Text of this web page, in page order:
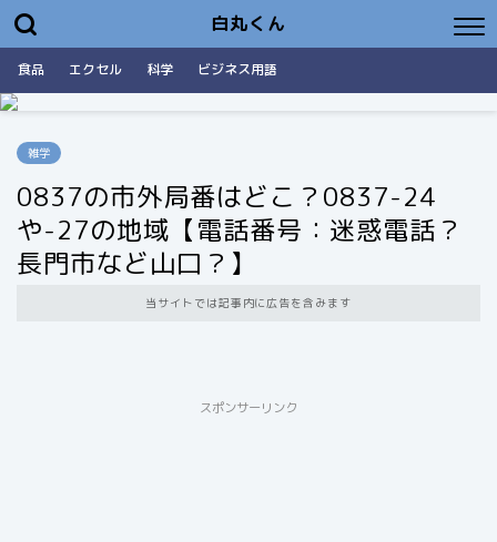
白丸くん
食品 エクセル 科学 ビジネス用語
雑学
0837の市外局番はどこ？0837-24
や-27の地域【電話番号：迷惑電話？
長門市など山口？】
当サイトでは記事内に広告を含みます
スポンサーリンク